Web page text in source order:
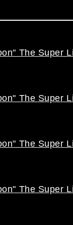
The Super
The Super
The Super
The Super